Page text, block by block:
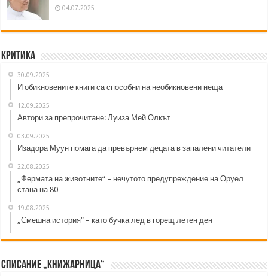
04.07.2025
Критика
30.09.2025
И обикновените книги са способни на необикновени неща
12.09.2025
Автори за препрочитане: Луиза Мей Олкът
03.09.2025
Изадора Муун помага да превърнем децата в запалени читатели
22.08.2025
„Фермата на животните“ – нечутото предупреждение на Оруел
стана на 80
19.08.2025
„Смешна история“ – като бучка лед в горещ летен ден
Списание „Книжарница“